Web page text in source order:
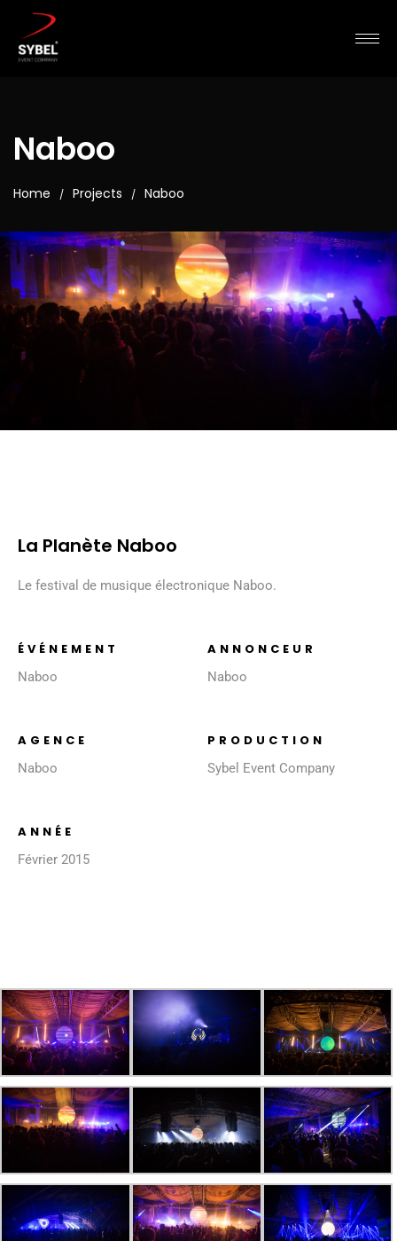
Naboo
Home / Projects / Naboo
La Planète Naboo
Le festival de musique électronique Naboo.
ÉVÉNEMENT
Naboo
ANNONCEUR
Naboo
AGENCE
Naboo
PRODUCTION
Sybel Event Company
ANNÉE
Février 2015